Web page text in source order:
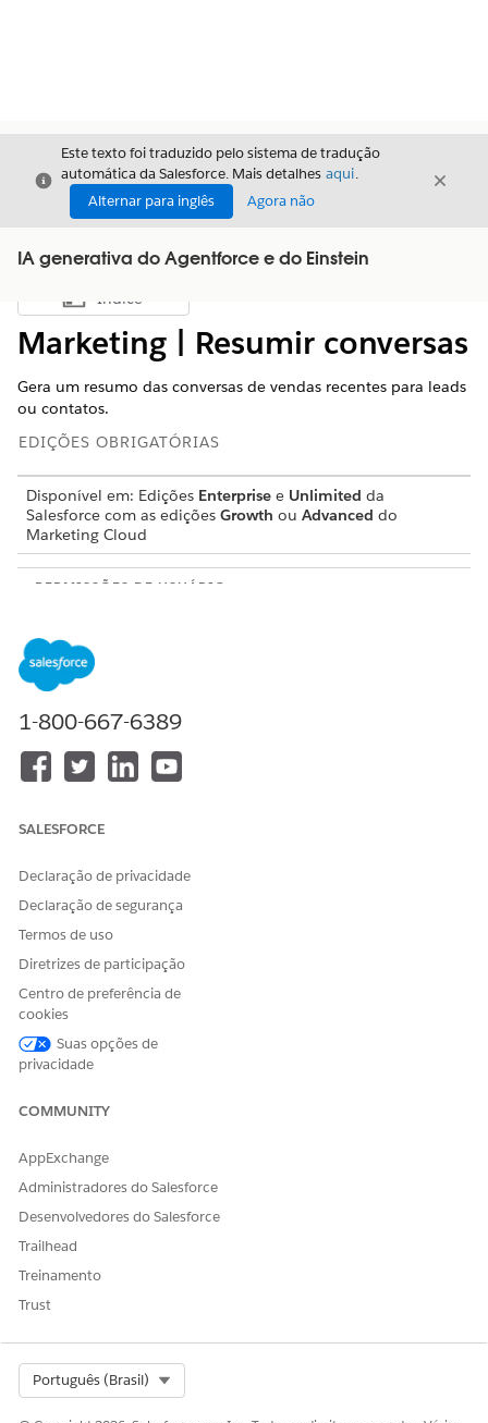
Fechar
Este texto foi traduzido pelo sistema de tradução
automática da Salesforce. Mais detalhes aqui.
Alternar para inglês
Agora não
Fechar
IA generativa do Agentforce e do Einstein
Mostrar índice
Índice
Marketing | Resumir conversas
Gera um resumo das conversas de vendas recentes para leads
ou contatos.
EDIÇÕES OBRIGATÓRIAS
Disponível em: Edições Enterprise e Unlimited da
Salesforce com as edições Growth ou Advanced do
Marketing Cloud
PERMISSÕES DE USUÁRIO
Consulte
agente.
Detalhes da ação
Nome da API
Ação de referência
Essa ação executa um ou
mais modelos de prompt?
ESTE ARTIGO RESOLVEU SEU PROBLEMA?
1-800-667-6389
SALESFORCE
Declaração de privacidade
Declaração de segurança
Termos de uso
Diretrizes de participação
Centro de preferência de
cookies
Suas opções de
privacidade
COMMUNITY
AppExchange
Administradores do Salesforce
Desenvolvedores do Salesforce
Trailhead
Treinamento
Trust
Português (Brasil)